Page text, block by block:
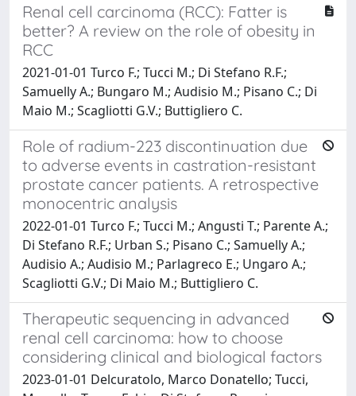
Renal cell carcinoma (RCC): Fatter is
better? A review on the role of obesity in
RCC
2021-01-01 Turco F.; Tucci M.; Di Stefano R.F.;
Samuelly A.; Bungaro M.; Audisio M.; Pisano C.; Di
Maio M.; Scagliotti G.V.; Buttigliero C.
Role of radium-223 discontinuation due
to adverse events in castration-resistant
prostate cancer patients. A retrospective
monocentric analysis
2022-01-01 Turco F.; Tucci M.; Angusti T.; Parente A.;
Di Stefano R.F.; Urban S.; Pisano C.; Samuelly A.;
Audisio A.; Audisio M.; Parlagreco E.; Ungaro A.;
Scagliotti G.V.; Di Maio M.; Buttigliero C.
Therapeutic sequencing in advanced
renal cell carcinoma: how to choose
considering clinical and biological factors
2023-01-01 Delcuratolo, Marco Donatello; Tucci,